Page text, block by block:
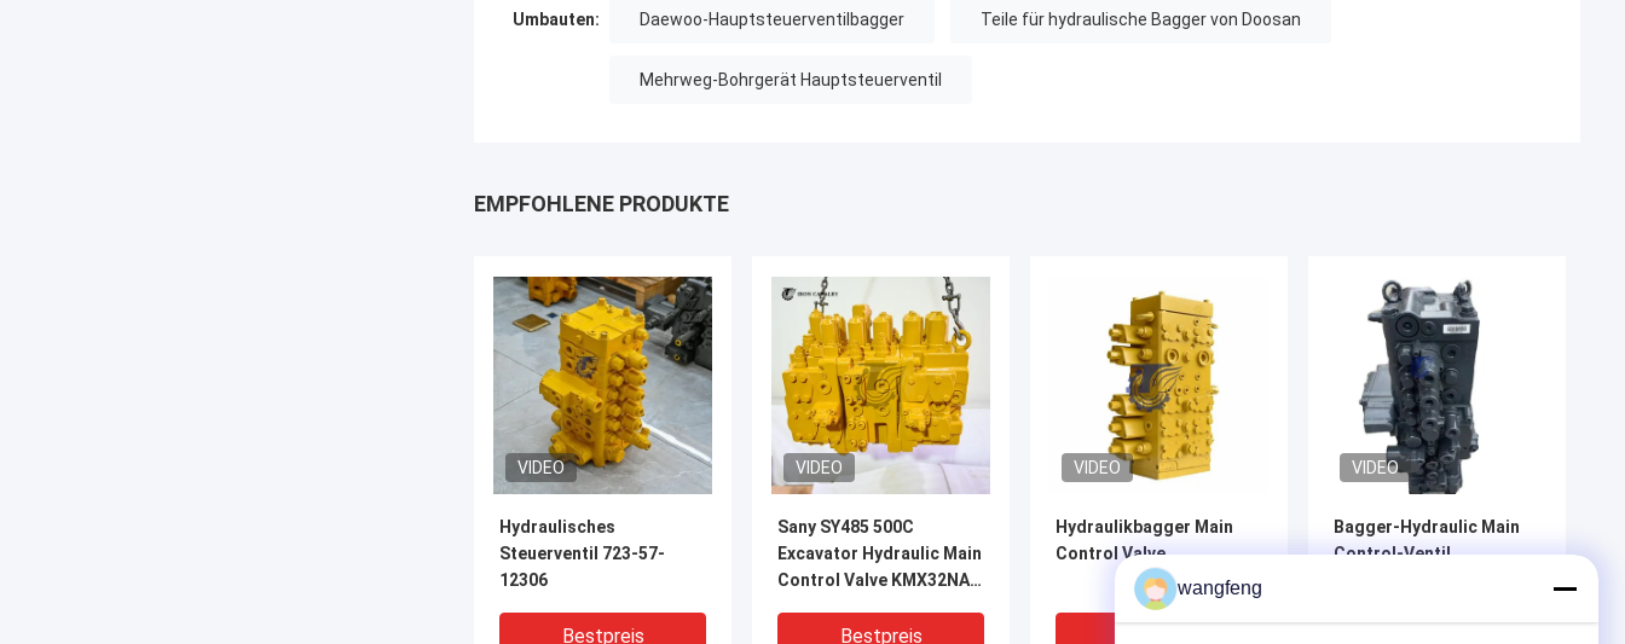
Umbauten: Daewoo-Hauptsteuerventilbagger Teile für hydraulische Bagger von Doosan
Mehrweg-Bohrgerät Hauptsteuerventil
EMPFOHLENE PRODUKTE
VIDEO
Hydraulisches
Steuerventil 723-57-
12306
Bestpreis
VIDEO
Sany SY485 500C
Excavator Hydraulic Main
Control Valve KMX32NA
Bestpreis
VIDEO
Hydraulikbagger Main
Control Valve
VIDEO
Bagger-Hydraulic Main
Control-Ventil
wangfeng